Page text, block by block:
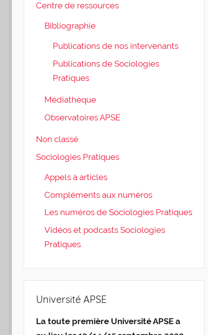
Centre de ressources
Bibliographie
Publications de nos intervenants
Publications de Sociologies
Pratiques
Médiathèque
Observatoires APSE
Non classé
Sociologies Pratiques
Appels à articles
Compléments aux numéros
Les numéros de Sociologies Pratiques
Vidéos et podcasts Sociologies
Pratiques
Université APSE
La toute première Université APSE a